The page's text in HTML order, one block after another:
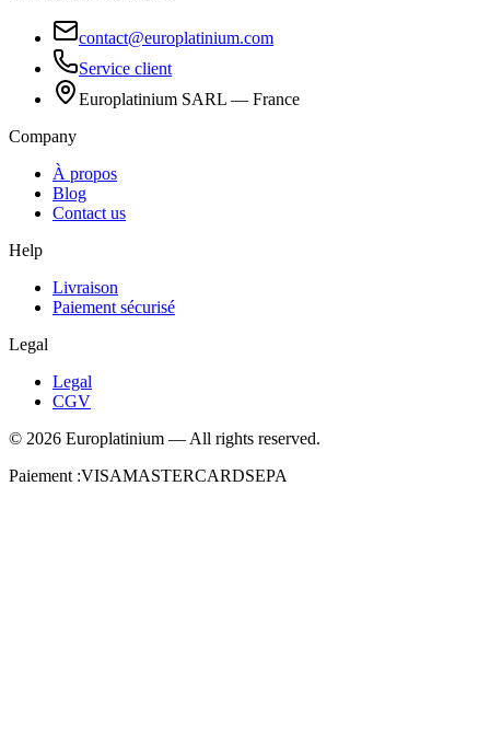
contact@europlatinium.com
Service client
Europlatinium SARL — France
Company
À propos
Blog
Contact us
Help
Livraison
Paiement sécurisé
Legal
Legal
CGV
© 2026 Europlatinium — All rights reserved.
Paiement :VISAMASTERCARDSEPA